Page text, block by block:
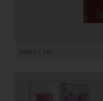
3 600 x 2 249